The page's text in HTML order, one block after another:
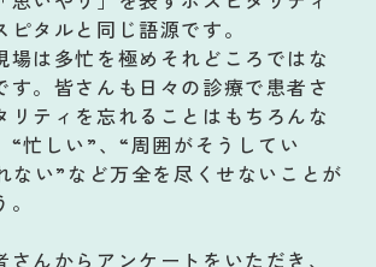
タルと同じ語源です。
場は多忙を極めそれどころではな
す。皆さんも日々の診療で患者さ
リティを忘れることはもちろんな
“忙しい”、“周囲がそうしてい
ない”など万全を尽くせないことが
んからアンケートをいただき、